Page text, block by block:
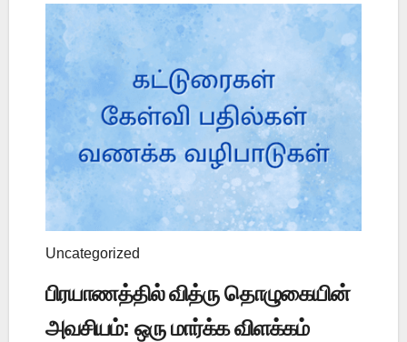
Uncategorized
பிரயாணத்தில் வித்ரு தொழுகையின்
அவசியம்: ஒரு மார்க்க விளக்கம்